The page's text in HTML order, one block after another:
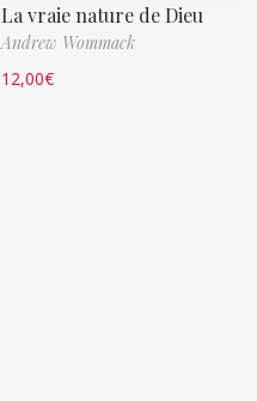
La vraie nature de Dieu
Andrew Wommack
12,00€